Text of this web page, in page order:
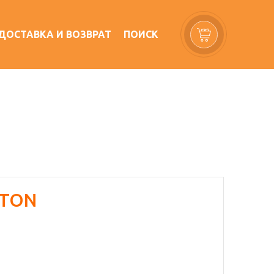
И ВОЗВРАТ ПОИСК